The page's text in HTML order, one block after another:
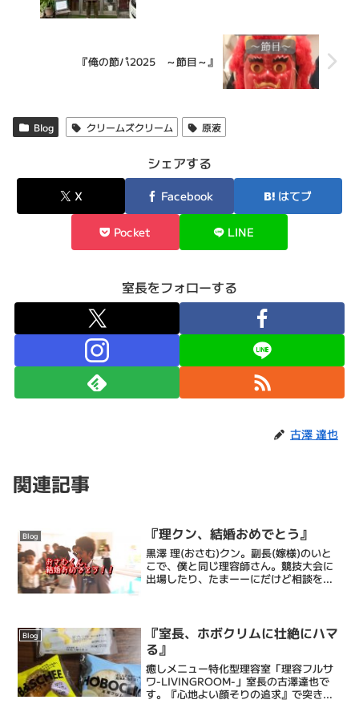
『俺の節パ2025 ～節目～』
Blog クリームズクリーム 原液
シェアする
X Facebook はてブ
Pocket LINE
室長をフォローする
古澤 達也
関連記事
Blog 『理クン、結婚おめでとう』
黒澤 理(おさむ)クン。副長(嫁様)のいと
こで、僕と同じ理容師さん。競技大会に
出場したり、たまーーにだけど相談を受
を祝福してきました...
Blog
『室長、ホボクリムに壮絶にハマ
る』
癒しメニュー特化型理容室「理容フルサ
ワ-LIVINGROOM-」室長の古澤達也で
す。『心地よい顔そりの追求』で突き抜